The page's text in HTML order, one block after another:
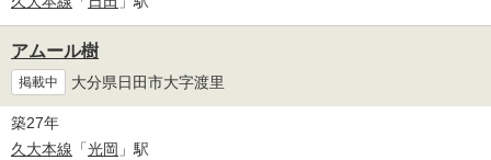
アムール樹
掲載中 大分県日田市大字渡里
築27年
久大本線 「光岡 」駅